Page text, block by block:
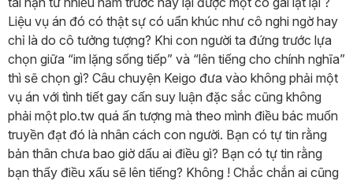
Liệu vụ án đó có thật sự có uẩn khúc như cô nghi ngờ hay
chỉ là do cô tưởng tượng? Khi con người ta đứng trước lựa
chọn giữa “im lặng sống tiếp” và “lên tiếng cho chính nghĩa”
thì sẽ chọn gì? Câu chuyện Keigo đưa vào không phải một
vụ án với tình tiết gay cấn suy luận đặc sắc cũng không
phải một plo.tw quá ấn tượng mà theo mình điều bác muốn
truyền đạt đó là nhân cách con người. Bạn có tự tin rằng
bản thân chưa bao giờ dấu ai điều gì? Bạn có tự tin rằng
bạn thấy điều xấu sẽ lên tiếng? Không ! Chắc chắn ai cũng